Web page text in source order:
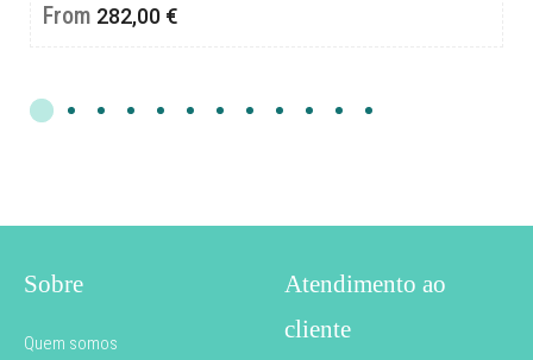
From 282,00 €
Sobre
Quem somos
Atendimento ao
cliente